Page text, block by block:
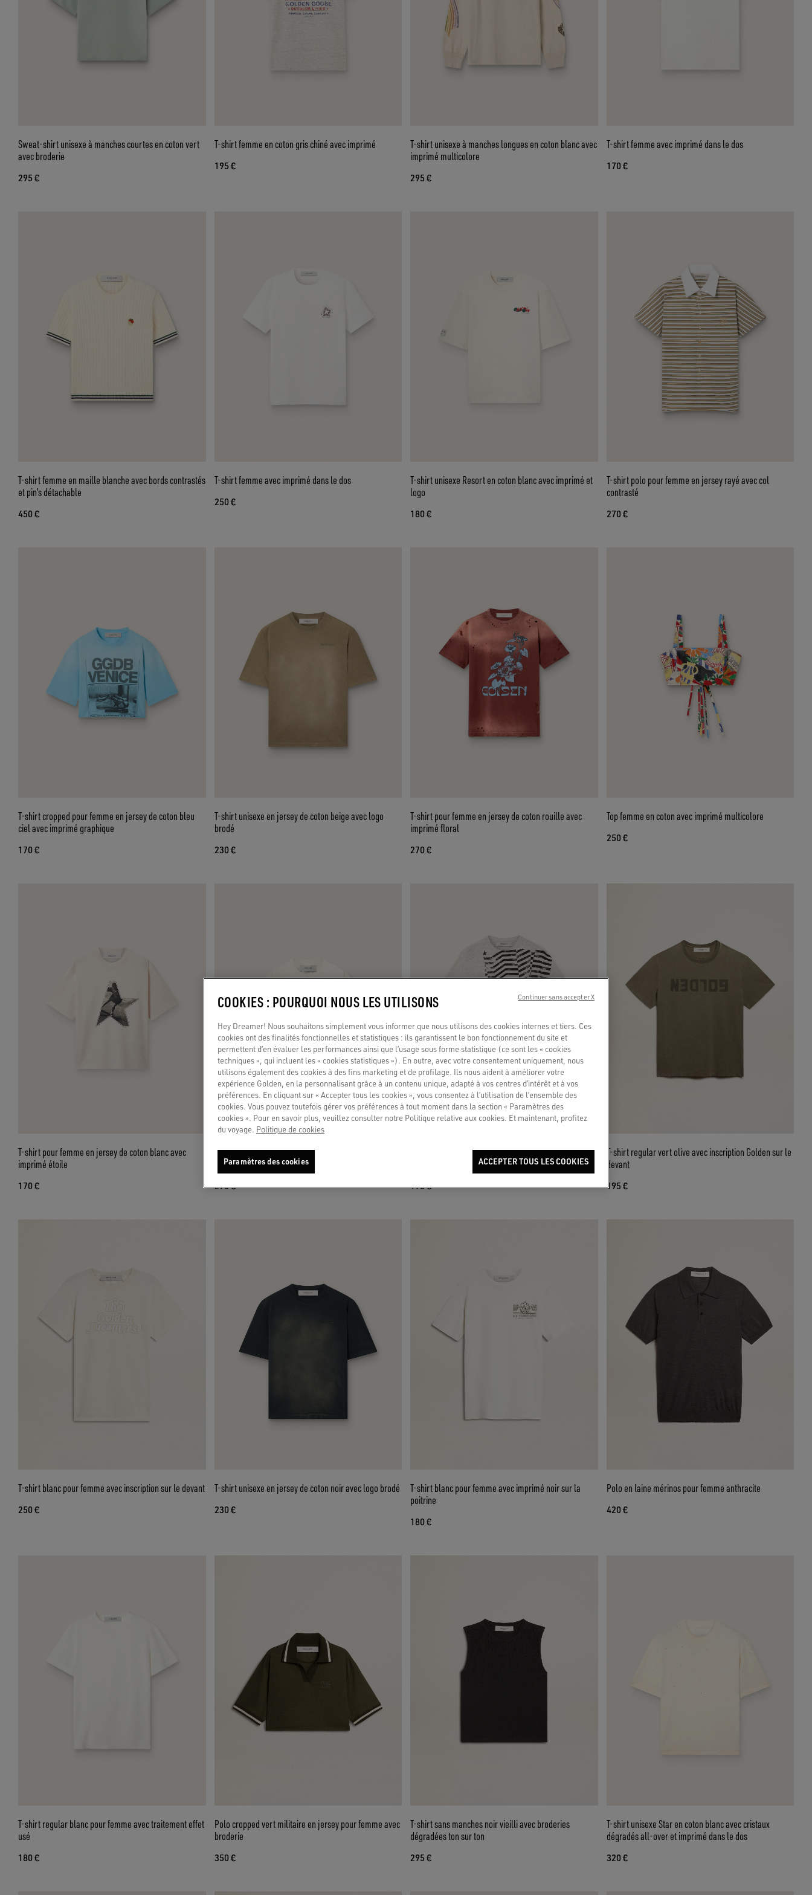
Sweat-shirt unisexe à manches courtes en coton vert
avec broderie
295 €
T-shirt femme en coton gris chiné avec imprimé
195 €
T-shirt unisexe à manches longues en coton blanc avec
imprimé multicolore
295 €
T-shirt femme avec imprimé dans le dos
170 €
T-shirt femme en maille blanche avec bords contrastés
et pin’s détachable
450 €
T-shirt femme avec imprimé dans le dos
250 €
T-shirt unisexe Resort en coton blanc avec imprimé et
logo
180 €
T-shirt polo pour femme en jersey rayé avec col
contrasté
270 €
T-shirt cropped pour femme en jersey de coton bleu
ciel avec imprimé graphique
170 €
T-shirt unisexe en jersey de coton beige avec logo
brodé
230 €
T-shirt pour femme en jersey de coton rouille avec
imprimé floral
270 €
Top femme en coton avec imprimé multicolore
250 €
T-shirt pour femme en jersey de coton blanc avec
imprimé étoile
170 €
T-shirt cropped femme en coton blanc avec imprimé et
broderie
270 €
T-shirt unisexe en jersey gris chiné avec imprimé
195 €
T-shirt regular vert olive avec inscription Golden sur le
devant
195 €
T-shirt blanc pour femme avec inscription sur le devant
250 €
T-shirt unisexe en jersey de coton noir avec logo brodé
230 €
T-shirt blanc pour femme avec imprimé noir sur la
poitrine
180 €
Polo en laine mérinos pour femme anthracite
420 €
T-shirt regular blanc pour femme avec traitement effet
usé
180 €
Polo cropped vert militaire en jersey pour femme avec
broderie
350 €
T-shirt sans manches noir vieilli avec broderies
dégradées ton sur ton
295 €
T-shirt unisexe Star en coton blanc avec cristaux
dégradés all-over et imprimé dans le dos
320 €
COOKIES : POURQUOI NOUS LES UTILISONS
Hey Dreamer! Nous souhaitons simplement vous informer que nous utilisons des cookies internes et tiers. Ces
cookies ont des finalités fonctionnelles et statistiques : ils garantissent le bon fonctionnement du site et
permettent d’en évaluer les performances ainsi que l’usage sous forme statistique (ce sont les « cookies
techniques », qui incluent les « cookies statistiques »). En outre, avec votre consentement uniquement, nous
utilisons également des cookies à des fins marketing et de profilage. Ils nous aident à améliorer votre
expérience Golden, en la personnalisant grâce à un contenu unique, adapté à vos centres d’intérêt et à vos
préférences. En cliquant sur « Accepter tous les cookies », vous consentez à l’utilisation de l’ensemble des
cookies. Vous pouvez toutefois gérer vos préférences à tout moment dans la section « Paramètres des
cookies ». Pour en savoir plus, veuillez consulter notre Politique relative aux cookies. Et maintenant, profitez
du voyage. Politique de cookies
Paramètres des cookies ACCEPTER TOUS LES COOKIES
Continuer sans accepter X